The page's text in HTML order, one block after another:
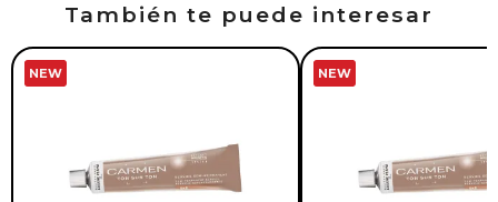
También te puede interesar
NEW NEW